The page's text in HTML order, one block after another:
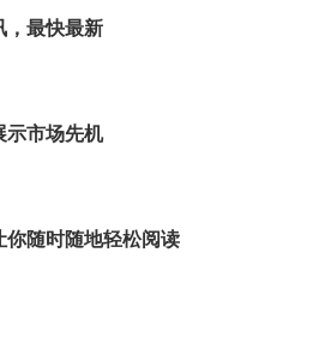
，最快最新
示市场先机
你随时随地轻松阅读